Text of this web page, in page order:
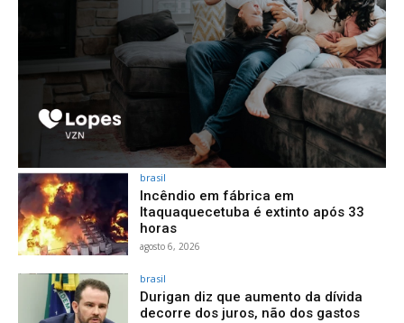
brasil
Incêndio em fábrica em
Itaquaquecetuba é extinto após 33
horas
agosto 6, 2026
brasil
Durigan diz que aumento da dívida
decorre dos juros, não dos gastos